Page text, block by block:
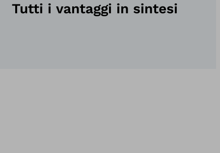
Tutti i vantaggi in sintesi